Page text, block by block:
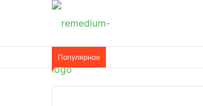
Популярное